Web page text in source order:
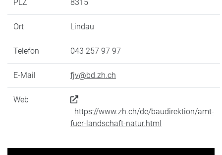
PLZ 8315
Ort Lindau
Telefon 043 257 97 97
E-Mail fjv@bd.zh.ch
Web
https://www.zh.ch/de/baudirektion/amt-
fuer-landschaft-natur.html